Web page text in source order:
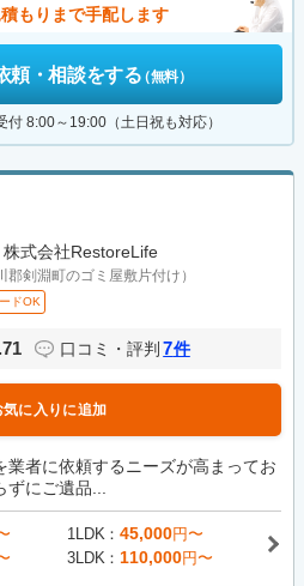
もりまで手配します
頼・相談をする（無料）
8:00～19:00（土日祝も対応）
株式会社RestoreLife
郡剣淵町のゴミ屋敷片付け）
ドOK
口コミ・評判 7件
気に入りに追加
者に依頼するニーズが高まってお
にご遺品...
1LDK 45,000円〜
3LDK 110,000円〜